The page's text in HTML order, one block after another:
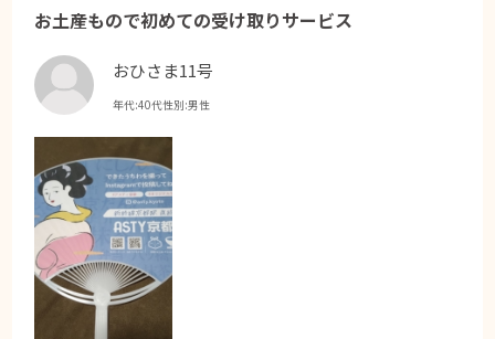
お土産もので初めての受け取りサービス
おひさま11号
年代:40代性別:男性